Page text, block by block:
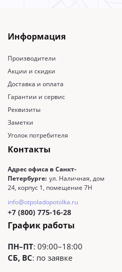
Информация
Производители
Акции и скидки
Доставка и оплата
Гарантии и сервис
Реквизиты
Заметки
Уголок потребителя
Контакты
Адрес офиса в Санкт-
Петербурге: ул. Наличная, дом
24, корпус 1, помещение 7Н
info@otpoladopotolka.ru
+7 (800) 775-16-28
График работы
ПН–ПТ: 09:00–18:00
СБ, ВС: по заявке